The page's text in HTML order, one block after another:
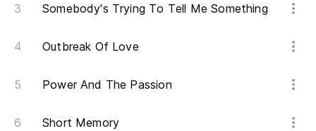
Somebody's Trying To Tell Me Something
Outbreak Of Love
Power And The Passion
Short Memory